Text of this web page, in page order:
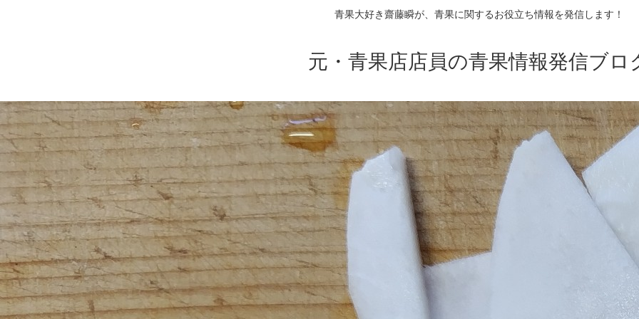
青果大好き齋藤瞬が、青果に関するお役立ち情報を発信します！
元・青果店店員の青果情報発信ブロ